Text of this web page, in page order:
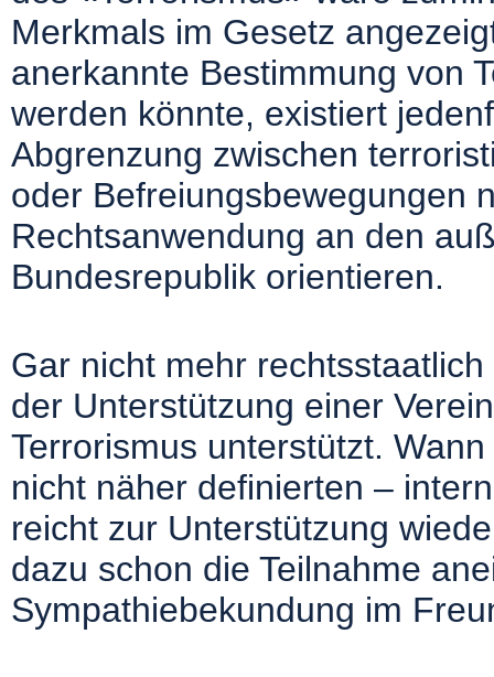
Merkmals im Gesetz
anerkannte Bestimmung von
werden könnte, existiert
Abgrenzung zwischen
oder Befreiungsbewegungen
Rechtsanwendung an den
Bundesrepublik orientieren.
Gar nicht mehr
der Unterstützung einer
Terrorismus unterstützt.
nicht näher definierten –
reicht zur Unterstützung
dazu schon die Teilnahme
Sympathiebekundung im